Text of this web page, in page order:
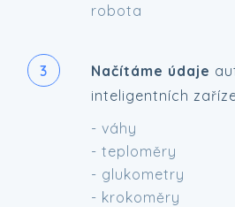
robota
3 Načítáme údaje
inteligentních
- váhy
- teploměry
- glukometry
- krokoměry